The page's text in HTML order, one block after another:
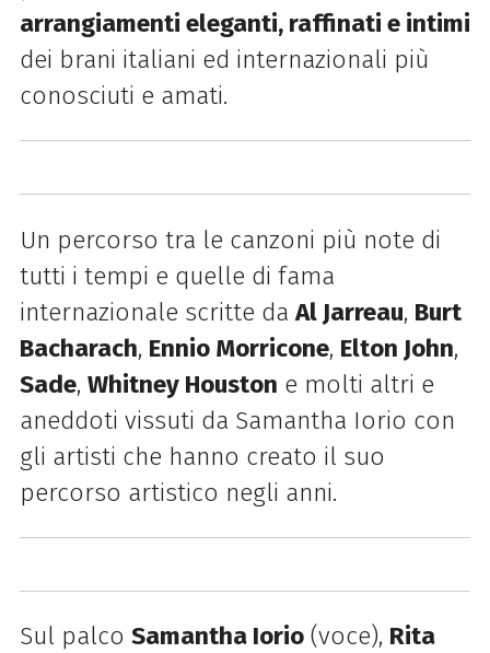
arrangiamenti eleganti, raffinati e intimi
dei brani italiani ed internazionali più
conosciuti e amati.
Un percorso tra le canzoni più note di
tutti i tempi e quelle di fama
internazionale scritte daAl Jarreau, Burt
Bacharach, Ennio Morricone, Elton John,
Sade, Whitney Houston e molti altri e
aneddoti vissuti da Samantha Iorio con
gli artisti che hanno creato il suo
percorso artistico negli anni.
Sul palco Samantha Iorio(voce), Rita